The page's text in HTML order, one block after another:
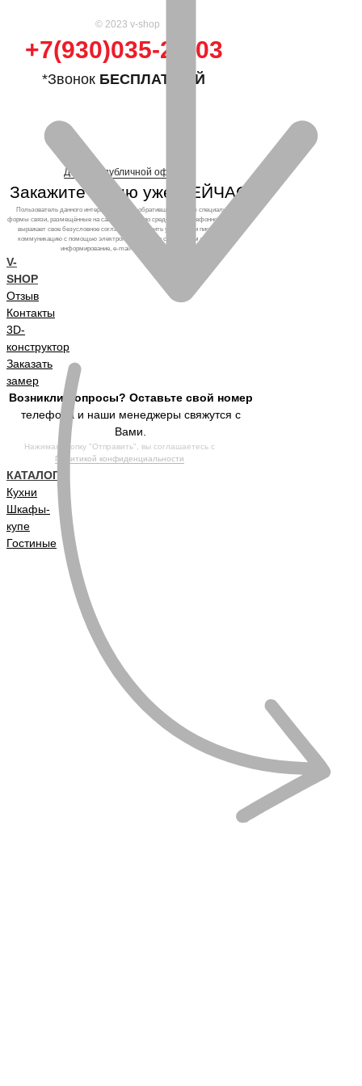
© 2023 v-shop
+7(930)035-25-03
*Звонок БЕСПЛАТНЫЙ
Договор публичной оферты
Закажите кухню уже СЕЙЧАС!
Пользователь данного интернет-ресурса, обратившийся через специальные
формы связи, размещённые на сайте, а также по средствам телефонного звонка,
выражает свое безусловное согласие продолжить устную или письменную
коммуникацию с помощью электронных средств связи, в том числе: sms-
информирование, e-mail-рассылка и т.п. и т.д.
V-
SHOP
Отзыв
Контакты
3D-
конструктор
Заказать
замер
Возникли вопросы? Оставьте свой номер
телефона и наши менеджеры свяжутся с
Вами.
Нажимая кнопку "Отправить", вы соглашаетесь с
Политикой конфиденциальности
КАТАЛОГ
Кухни
Шкафы-
купе
Гостиные